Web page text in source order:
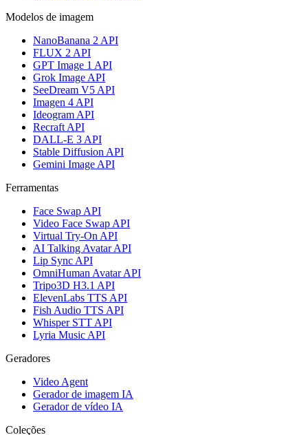
Modelos de imagem
NanoBanana 2 API
FLUX 2 API
GPT Image 1 API
Grok Image API
SeeDream V5 API
Imagen 4 API
Ideogram API
Recraft API
DALL-E 3 API
Stable Diffusion API
Gemini Image API
Ferramentas
Face Swap API
Video Face Swap API
Virtual Try-On API
AI Talking Avatar API
Lip Sync API
OmniHuman Avatar API
Tripo3D H3.1 API
ElevenLabs TTS API
Fish Audio TTS API
Whisper STT API
Lyria Music API
Geradores
Video Agent
Gerador de imagem IA
Gerador de vídeo IA
Coleções